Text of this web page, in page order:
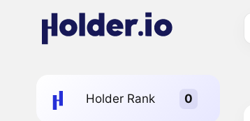
Holder Rank